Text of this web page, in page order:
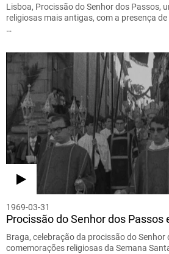
Lisboa, Procissão do Senhor dos Passos,
religiosas mais antigas, com a presença de
…
1969-03-31
Procissão do Senhor dos Passos
Braga, celebração da procissão do
comemorações religiosas da Semana